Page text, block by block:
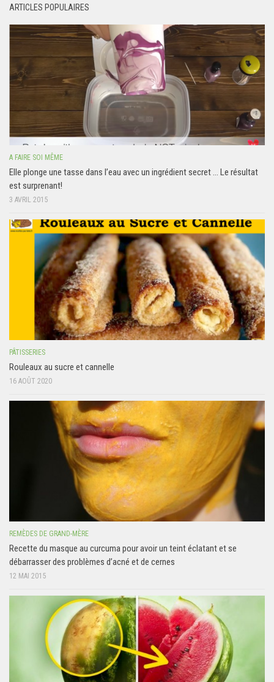
ARTICLES POPULAIRES
A FAIRE SOI MÊME
Elle plonge une tasse dans l’eau avec un ingrédient secret … Le résultat
est surprenant!
3 AVRIL 2015
PÂTISSERIES
Rouleaux au sucre et cannelle
16 AOÛT 2020
REMÈDES DE GRAND-MÈRE
Recette du masque au curcuma pour avoir un teint éclatant et se
débarrasser des problèmes d’acné et de cernes
12 MAI 2015